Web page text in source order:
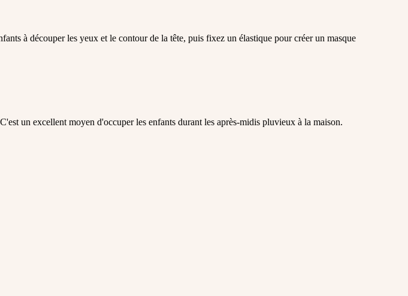
à découper les yeux et le contour de la tête, puis fixez un élastique pour créer un masque
un excellent moyen d'occuper les enfants durant les après-midis pluvieux à la maison.